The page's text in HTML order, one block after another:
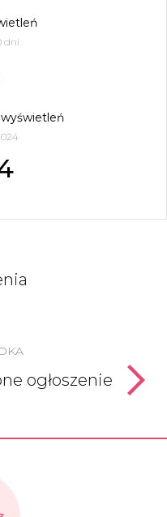
dni
wyświetleń
ogłoszenie